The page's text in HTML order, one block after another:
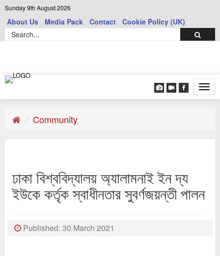
Sunday 9th August 2026
About Us Media Pack Contact Cookie Policy (UK)
Community
ঢাকা বিশ্ববিদ্যালয় অ্যালামনাই ইন দ্য
ইউকে কর্তৃক স্বাধীনতার সুবর্ণজয়ন্তী পালন
Published: 30 March 2021